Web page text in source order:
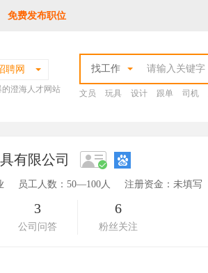
免费发布职位
聘网
的澄海人才网站
找工作
文员 玩具 设计 跟单 司机
有限公司
员工人数：50—100人 注册资金：未填写
3
公司问答
6
粉丝关注